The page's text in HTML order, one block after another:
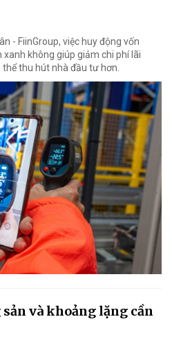
- FiinGroup, việc huy động vốn
không giúp giảm chi phí lãi
thu hút nhà đầu tư hơn.
và khoảng lặng cần